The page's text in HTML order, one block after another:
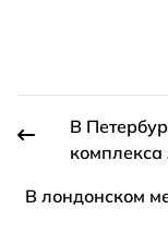
В
В лондонском